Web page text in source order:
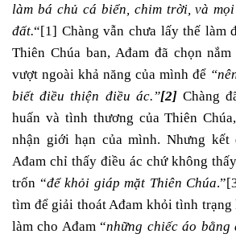
làm bá chủ cá biển, chim trời, và
đất.“[1] Chàng vẫn chưa lấy thế làm
Thiên Chúa ban, Ađam đã chọn
vượt ngoài khả năng của mình để
biết điều thiện điều ác.”[2] Chàng
huấn và tình thương của Thiên
nhận giới hạn của mình. Nhưng kết
Ađam chỉ thấy điều ác chứ không
trốn “để khỏi giáp mặt Thiên Chúa.”
tìm để giải thoát Ađam khỏi tình trạng
làm cho Ađam “những chiếc áo bằng